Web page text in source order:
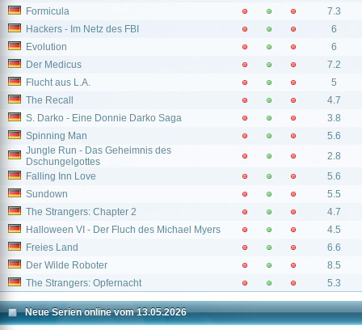
Formicula
7.3
Hackers - Im Netz des FBI
6
Evolution
6
Der Medicus
7.2
Flucht aus L.A.
5
The Recall
4.7
S. Darko - Eine Donnie Darko Saga
3.8
Spinning Man
5.6
Jungle Run - Das Geheimnis des
Dschungelgottes
2.8
Falling Inn Love
5.6
Sundown
5.5
The Strangers: Chapter 2
4.7
Halloween VI - Der Fluch des Michael Myers
4.5
Freies Land
6.6
Der Wilde Roboter
8.5
The Strangers: Opfernacht
5.3
Neue Serien online vom 13.05.2026